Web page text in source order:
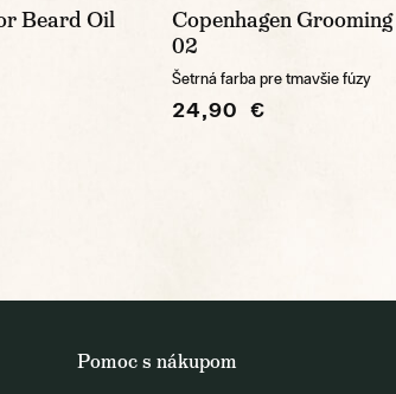
Beard Oil
Copenhagen
02
Šetrná farba pre tmavšie fúzy
24,90 €
Pomoc s nákupom